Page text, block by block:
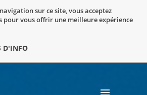
sur ce site, vous acceptez
pour vous offrir une meilleure expérience
D'INFO